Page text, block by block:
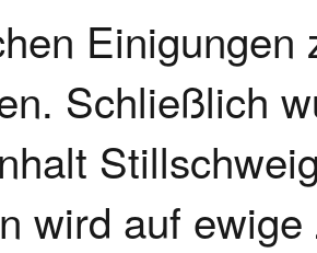
Einigungen
Schließlich
wird auf